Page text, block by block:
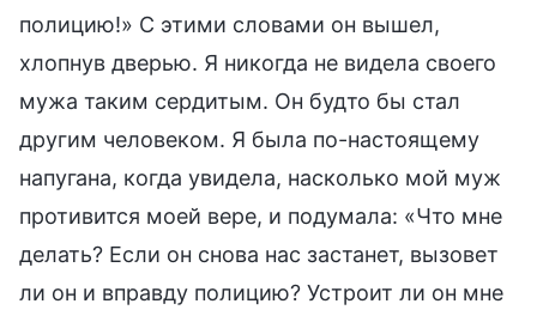
полицию!» С этими словами он вышел,
хлопнув дверью. Я никогда не видела своего
мужа таким сердитым. Он будто бы стал
другим человеком. Я была по-настоящему
напугана, когда увидела, насколько мой муж
противится моей вере, и подумала: «Что мне
делать? Если он снова нас застанет, вызовет
ли он и вправду полицию? Устроит ли он мне